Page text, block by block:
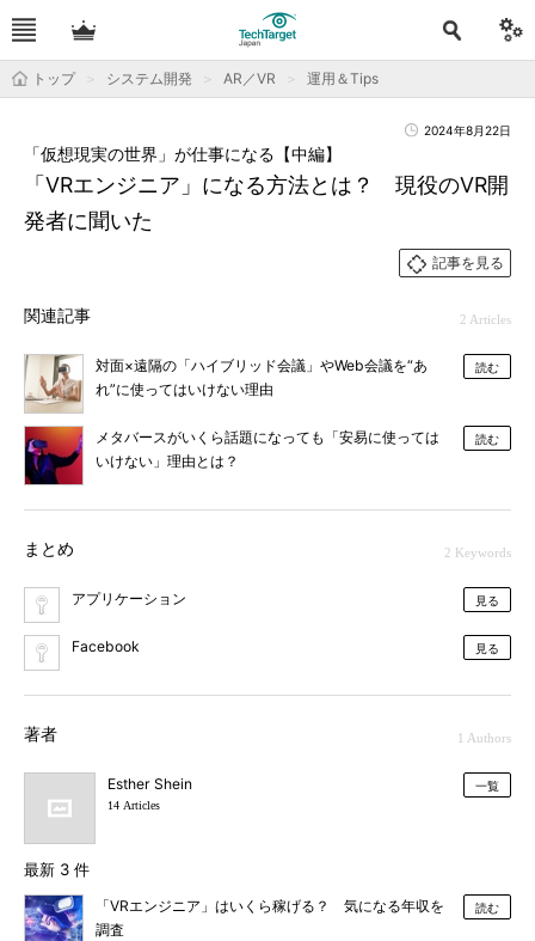
トップ システム開発 AR／VR 運用＆Tips
2024年8月22日
「VRエンジニア」になる方法とは？ 現役のVR開
発者に聞いた
「仮想現実の世界」が仕事になる【中編】
記事を見る
関連記事 2 Articles
対面×遠隔の「ハイブリッド会議」やWeb会議を“あ
れ”に使ってはいけない理由
読む
メタバースがいくら話題になっても「安易に使っては
いけない」理由とは？
読む
まとめ 2 Keywords
アプリケーション 見る
Facebook 見る
著者 1 Authors
Esther Shein
14 Articles
一覧
最新 3 件
「VRエンジニア」はいくら稼げる？ 気になる年収を
調査
読む